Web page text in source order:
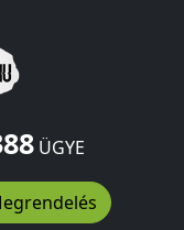
ÜGYE